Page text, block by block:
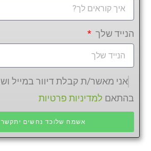
הנייד שלך
אני מאשר/ת קבלת דיוור במייל
בהתאם למדיניות פרטיות
אשמח שלוכד נחשים יתקשר